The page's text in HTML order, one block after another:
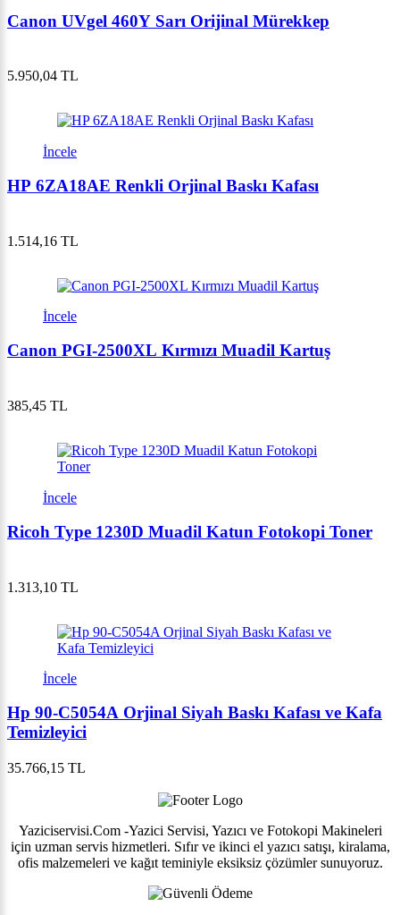
Canon UVgel 460Y Sarı Orijinal Mürekkep
5.950,04 TL
İncele
HP 6ZA18AE Renkli Orjinal Baskı Kafası
1.514,16 TL
İncele
Canon PGI-2500XL Kırmızı Muadil Kartuş
385,45 TL
İncele
Ricoh Type 1230D Muadil Katun Fotokopi Toner
1.313,10 TL
İncele
Hp 90-C5054A Orjinal Siyah Baskı Kafası ve Kafa
Temizleyici
35.766,15 TL
Yaziciservisi.Com -Yazici Servisi, Yazıcı ve Fotokopi Makineleri
için uzman servis hizmetleri. Sıfır ve ikinci el yazıcı satışı, kiralama,
ofis malzemeleri ve kağıt teminiyle eksiksiz çözümler sunuyoruz.